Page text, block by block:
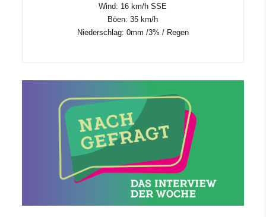
Wind: 16 km/h SSE
Böen: 35 km/h
Niederschlag: 0mm /3% / Regen